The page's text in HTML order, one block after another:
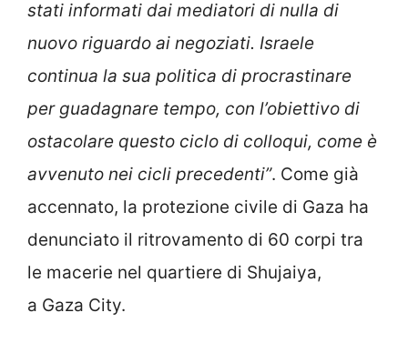
stati informati dai mediatori di nulla di
nuovo riguardo ai negoziati. Israele
continua la sua politica di procrastinare
per guadagnare tempo, con l’obiettivo di
ostacolare questo ciclo di colloqui, come è
avvenuto nei cicli precedenti”. Come già
accennato, la protezione civile di Gaza ha
denunciato il ritrovamento di 60 corpi tra
le macerie nel quartiere di Shujaiya,
a Gaza City.